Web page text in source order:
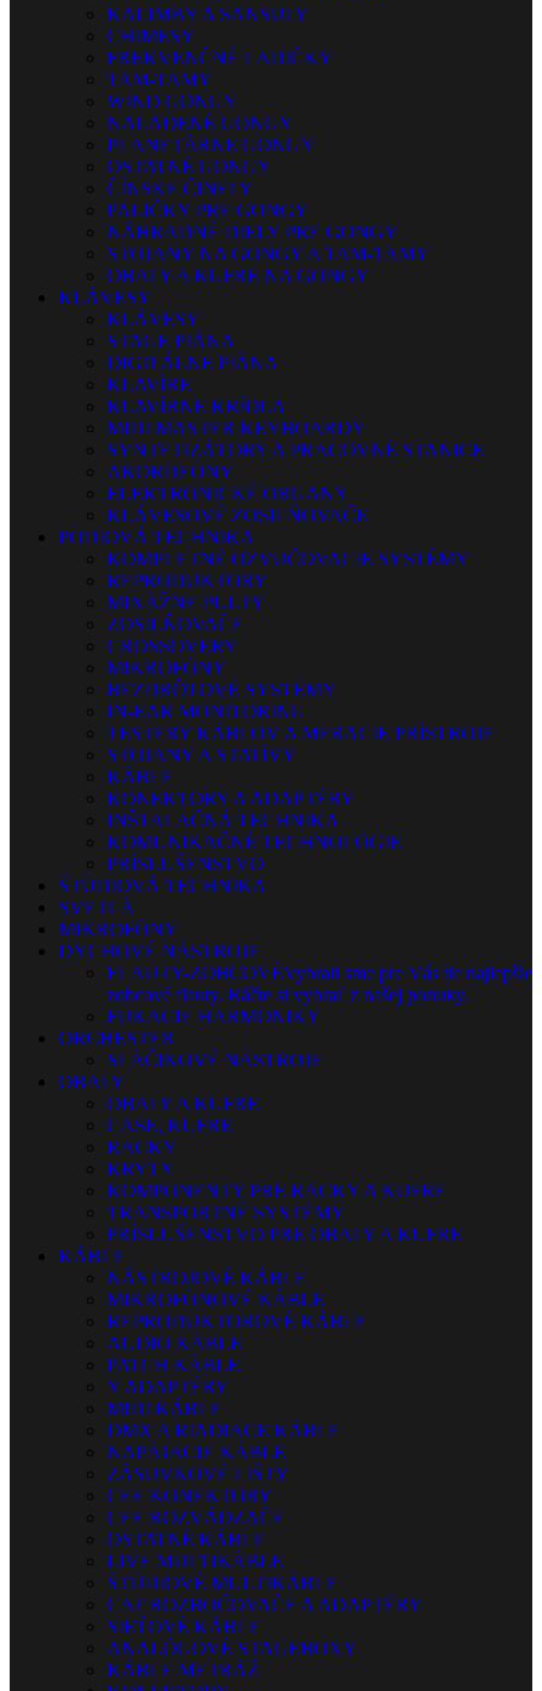
KALIMBY A SANSULY
CHIMESY
FREKVENČNÉ LADIČKY
TAM-TAMY
WIND GONGY
NALADENÉ GONGY
PLANETÁRNE GONGY
OSTATNÉ GONGY
ČÍNSKE ČINELY
PALIČKY PRE GONGY
NÁHRADNÉ DIELY PRE GONGY
STOJANY NA GONGY A TAM-TAMY
OBALY A KUFRE NA GONGY
KLÁVESY
KLÁVESY
STAGE PIÁNA
DIGITÁLNE PIÁNA
KLAVÍRE
KLAVÍRNE KRÍDLA
MIDI MASTER KEYBOARDY
SYNTETIZÁTORY A PRACOVNÉ STANICE
AKORDEÓNY
ELEKTRONICKÉ ORGANY
KLÁVESOVÉ ZOSILŇOVAČE
PÓDIOVÁ TECHNIKA
KOMPLETNÉ OZVUČOVACIE SYSTÉMY
REPRODUKTORY
MIXÁŽNE PULTY
ZOSILŇOVAČE
CROSSOVERY
MIKROFÓNY
BEZDRÔTOVÉ SYSTÉMY
IN-EAR MONITORING
TESTERY KÁBLOV A MERACIE PRÍSTROJE
STOJANY A STATÍVY
KÁBLE
KONEKTORY A ADAPTÉRY
INŠTALAČNÁ TECHNIKA
KOMUNIKAČNÉ TECHNOLÓGIE
PRÍSLUŠENSTVO
ŠTÚDIOVÁ TECHNIKA
SVETLÁ
MIKROFÓNY
DYCHOVÉ NÁSTROJE
FLAUTY-ZOBCOVÉVybrali sme pre Vás tie najlepšie
zobcové flauty. Ráčte si vybrať z našej ponuky.
FÚKACIE HARMONIKY
ORCHESTER
SLÁČIKOVÉ NÁSTROJE
OBALY
OBALY A KUFRE
CASE, KUFRE
RACKY
KRYTY
KOMPONENTY PRE RACKY A KUFRE
TRANSPORTNÉ SYSTÉMY
PRÍSLUŠENSTVO PRE OBALY A KUFRE
KÁBLE
NÁSTROJOVÉ KÁBLE
MIKROFÓNOVÉ KÁBLE
REPRODUKTOROVÉ KÁBLE
AUDIO KÁBLE
PATCH KÁBLE
Y ADAPTÉRY
MIDI KÁBLE
DMX A RIADIACE KÁBLE
NAPÁJACIE KÁBLE
ZÁSUVKOVÉ LIŠTY
CEE KONEKTORY
CEE ROZVÁDZAČE
OSTATNÉ KÁBLE
LIVE MULTIKÁBLE
ŠTÚDIOVÉ MULTIKÁBLE
CAT ROZBOČOVAČE A ADAPTÉRY
SIEŤOVÉ KÁBLE
ANALÓGOVÉ STAGEBOXY
KÁBLE METRÁŽ